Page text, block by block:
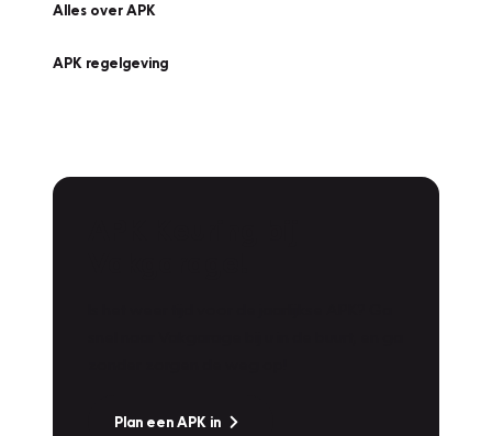
Alles over APK
APK regelgeving
Plan een APK in